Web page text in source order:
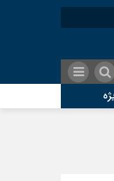
لاهه علیه طالبان،